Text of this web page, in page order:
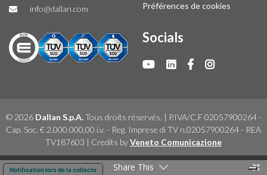
info@dallan.com
Préférences de cookies
Socials
© 2026 Dallan S.p.A.Tous droits réservés. | P.IVA/C.F 02057900264 -
Cap. Soc. € 2.000.000,00 i.v. - Reg. Imprese di TV n.02057900264 - REA
TV187603 | Credits byVeneto Comunicazione
Share This
Notification lors de la collecte